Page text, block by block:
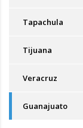
Tapachula
Tijuana
Veracruz
Guanajuato